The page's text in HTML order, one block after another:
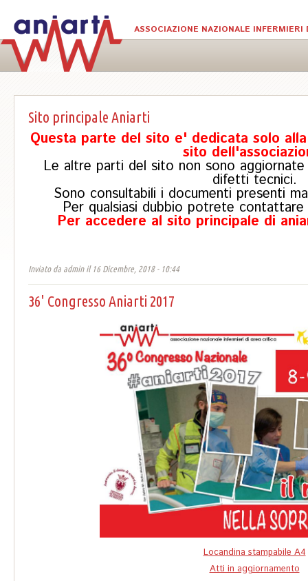
ASSOCIAZIONE NAZIONALE INFERMIERI
Sito principale Aniarti
Questa parte del sito e' dedicata solo
sito
Le altre parti del sito non sono
difetti tecnici.
Sono consultabili i documenti presenti
Per qualsiasi dubbio potrete
Per accedere al sito principale di
Inviato da adminil 16 Dicembre, 2018 - 10:44
36' Congresso Aniarti 2017
Locandina stampabile A4
Atti in aggiornamento